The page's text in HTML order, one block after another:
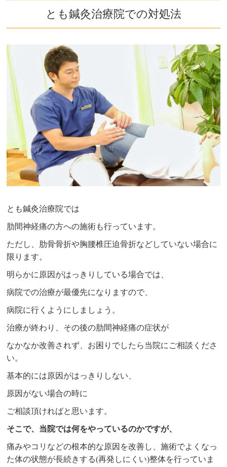
とも鍼灸治療院での対処法
とも鍼灸治療院では
肋間神経痛の方への施術も行っています。
ただし、肋骨骨折や胸腰椎圧迫骨折などしていない場合に
限ります。
明らかに原因がはっきりしている場合では、
病院での治療が最優先になりますので、
病院に行くようにしましょう。
治療が終わり、その後の肋間神経痛の症状が
なかなか改善されず、お困りでしたら当院にご相談くださ
い。
基本的には原因がはっきりしない、
原因がない場合の時に
ご相談頂ければと思います。
そこで、当院では何をやっているのかですが、
痛みやコリなどの根本的な原因を改善し、施術でよくなっ
た体の状態が長続きする(再発しにくい)整体を行っていま